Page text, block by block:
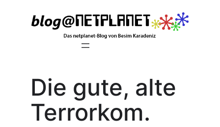
Die gute, alte
Terrorkom.